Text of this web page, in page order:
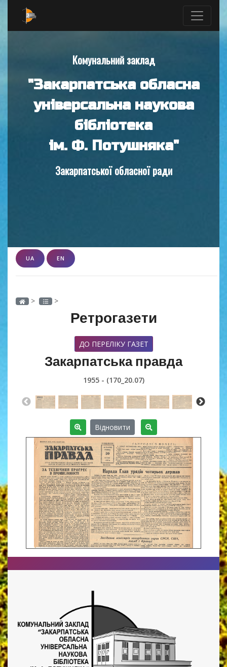
Комунальний заклад
"Закарпатська обласна
універсальна наукова
бібліотека
ім. Ф. Потушняка"
Закарпатської обласної ради
UA EN
> >
Ретрогазети
ДО ПЕРЕЛІКУ ГАЗЕТ
Закарпатська правда
1955 - (170_20.07)
Відновити